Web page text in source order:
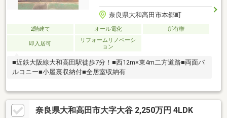
奈良県大和高田市本郷町
2階建て オール電化 所有権
即入居可
リフォームリノベーシ
ョン
■近鉄大阪線大和高田駅徒歩7分！■西12m×東4m二方道路■両面バ
ルコニー■小屋裏収納付■全居室収納有
奈良県大和高田市大字大谷 2,250万円 4LDK